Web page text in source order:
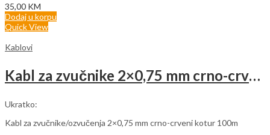
35,00 KM
Dodaj u korpu
Quick View
Kablovi
Kabl za zvučnike 2×0,75 mm crno-crveni (rolna 100m)
Ukratko:
Kabl za zvučnike/ozvučenja 2×0,75 mm crno-crveni kotur 100m